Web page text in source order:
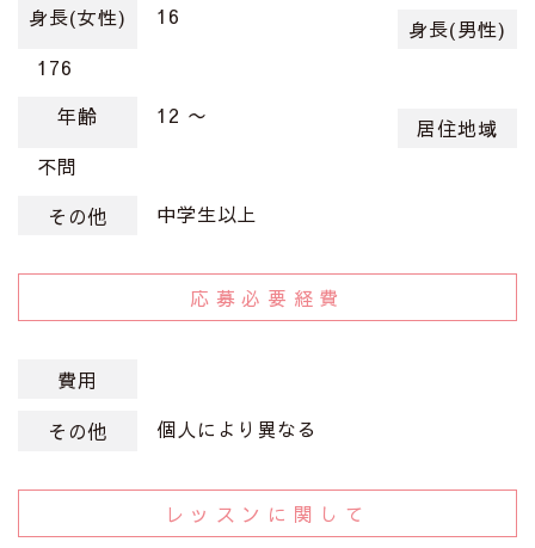
身長(女性) 16
身長(男性)
176
年齢
12 〜
居住地域
不問
その他
中学生以上
応募必要経費
費用
その他
個人により異なる
レッスンに関して